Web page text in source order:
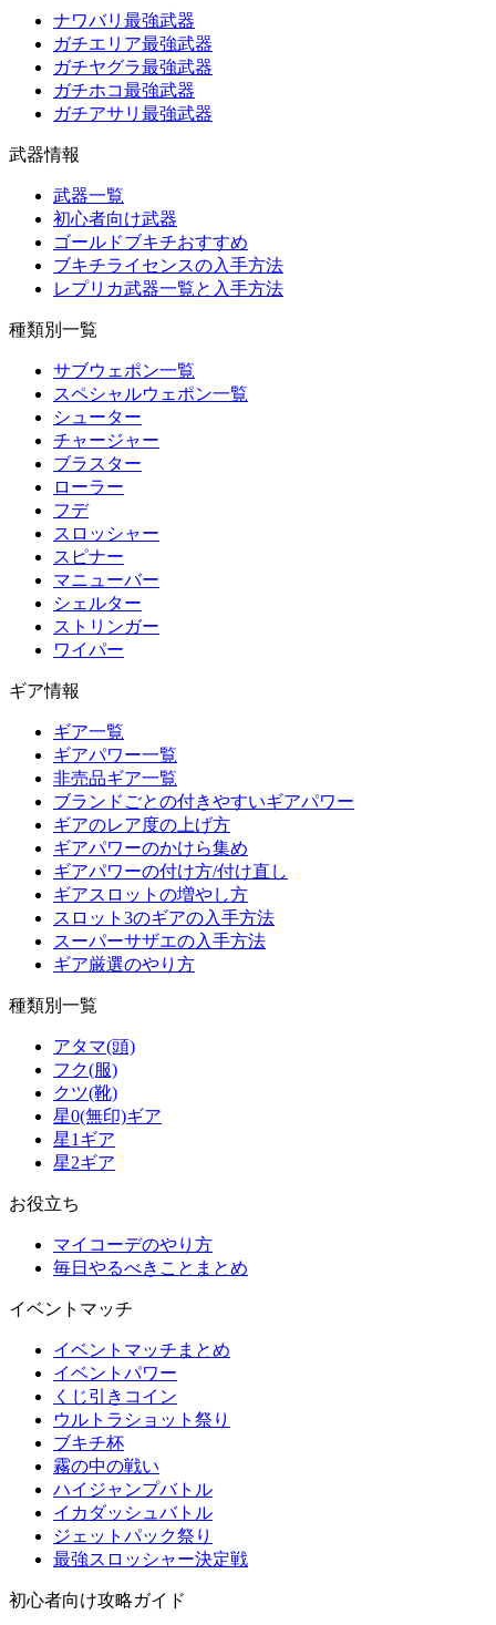
ナワバリ最強武器
ガチエリア最強武器
ガチヤグラ最強武器
ガチホコ最強武器
ガチアサリ最強武器
武器情報
武器一覧
初心者向け武器
ゴールドブキチおすすめ
ブキチライセンスの入手方法
レプリカ武器一覧と入手方法
種類別一覧
サブウェポン一覧
スペシャルウェポン一覧
シューター
チャージャー
ブラスター
ローラー
フデ
スロッシャー
スピナー
マニューバー
シェルター
ストリンガー
ワイパー
ギア情報
ギア一覧
ギアパワー一覧
非売品ギア一覧
ブランドごとの付きやすいギアパワー
ギアのレア度の上げ方
ギアパワーのかけら集め
ギアパワーの付け方/付け直し
ギアスロットの増やし方
スロット3のギアの入手方法
スーパーサザエの入手方法
ギア厳選のやり方
種類別一覧
アタマ(頭)
フク(服)
クツ(靴)
星0(無印)ギア
星1ギア
星2ギア
お役立ち
マイコーデのやり方
毎日やるべきことまとめ
イベントマッチ
イベントマッチまとめ
イベントパワー
くじ引きコイン
ウルトラショット祭り
ブキチ杯
霧の中の戦い
ハイジャンプバトル
イカダッシュバトル
ジェットパック祭り
最強スロッシャー決定戦
初心者向け攻略ガイド